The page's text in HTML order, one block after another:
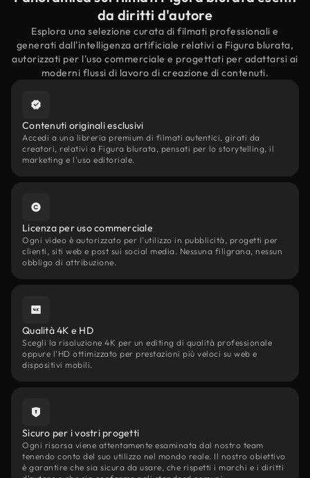
da diritti d'autore
Esplora una selezione curata di filmati professionali e
generati dall'intelligenza artificiale relativi a Figura blurata,
autorizzati per l'uso commerciale e progettati per adattarsi ai
moderni flussi di lavoro di creazione di contenuti.
Contenuti originali esclusivi
Accedi a una libreria premium di filmati autentici, girati da
creatori, relativi a Figura blurata, pensati per lo storytelling, il
marketing e l'uso editoriale.
Licenza per uso commerciale
Ogni video è autorizzato per l'utilizzo in pubblicità, progetti per
clienti, siti web e post sui social media. Nessuna filigrana, nessun
obbligo di attribuzione.
Qualità 4K e HD
Scegli la risoluzione 4K per un editing di qualità professionale
oppure l'HD ottimizzato per prestazioni più veloci su web e
dispositivi mobili.
Sicuro per i vostri progetti
Ogni risorsa viene attentamente esaminata dal nostro team
tenendo conto del suo utilizzo nel mondo reale. Il nostro obiettivo
è garantire che sia sicura da usare, che rispetti i marchi e i diritti